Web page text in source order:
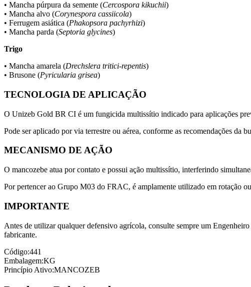
• Mancha púrpura da semente (Cercospora kikuchii)
• Mancha alvo (Corynespora cassiicola)
• Ferrugem asiática (Phakopsora pachyrhizi)
• Mancha parda (Septoria glycines)
Trigo
• Mancha amarela (Drechslera tritici-repentis)
• Brusone (Pyricularia grisea)
TECNOLOGIA DE APLICAÇÃO
O Unizeb Gold BR CI é um fungicida multissítio indicado para aplicações
Pode ser aplicado por via terrestre ou aérea, conforme as recomendações da
MECANISMO DE AÇÃO
O mancozebe atua por contato e possui ação multissítio, interferindo
Por pertencer ao Grupo M03 do FRAC, é amplamente utilizado em rotação
IMPORTANTE
Antes de utilizar qualquer defensivo agrícola, consulte sempre um
fabricante.
Código:441
Embalagem:KG
Princípio Ativo:MANCOZEB